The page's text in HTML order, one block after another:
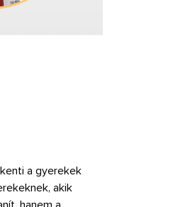
a gyerekek
akik